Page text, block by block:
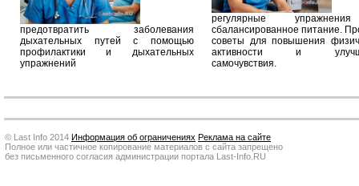
предотвратить заболевания
дыхательных путей с помощью
профилактики и дыхательных
упражнений
регулярные
сбалансированное питание.
советы для повышения
активности и
самочувствия.
© Last Info 2014 Информация об ограничениях Реклама на сайте
Полное или частичное копирование материалов с сайта запрещено
без письменного согласия администрации портала Last-Info.RU